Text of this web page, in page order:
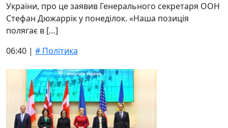
України, про це заявив Генерального секретаря ООН
Стефан Дюжаррік у понеділок. «Наша позиція
полягає в […]
06:40 | # Політика